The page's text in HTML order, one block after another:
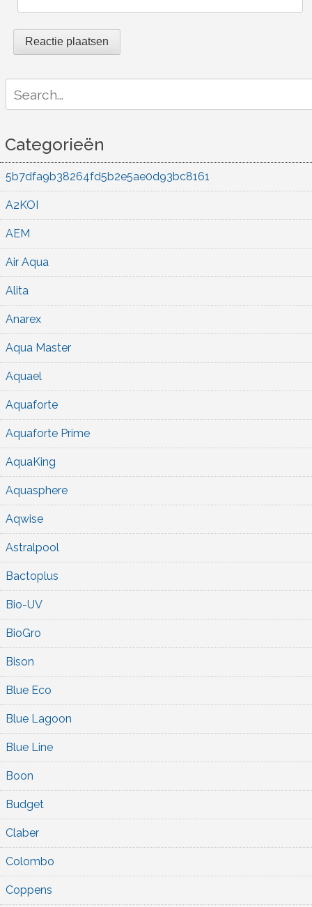
for:
Categorieën
5b7dfa9b38264fd5b2e5ae0d93bc8161
A2KOI
AEM
Air Aqua
Alita
Anarex
Aqua Master
Aquael
Aquaforte
Aquaforte Prime
AquaKing
Aquasphere
Aqwise
Astralpool
Bactoplus
Bio-UV
BioGro
Bison
Blue Eco
Blue Lagoon
Blue Line
Boon
Budget
Claber
Colombo
Coppens